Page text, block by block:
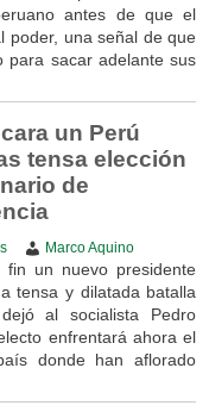
antes de que el
poder, una señal de que
para sacar adelante sus
un Perú
tensa elección
de
Marco Aquino
fin un nuevo presidente
tensa y dilatada batalla
al socialista Pedro
enfrentará ahora el
donde han aflorado